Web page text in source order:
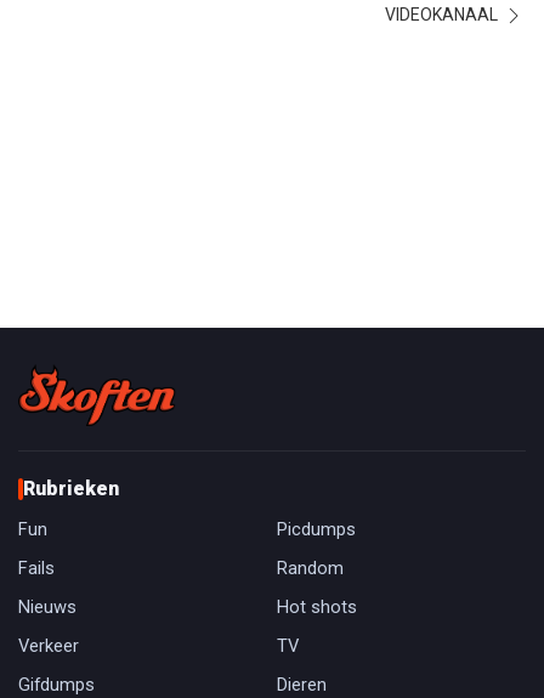
VIDEOKANAAL
Rubrieken
Fun
Picdumps
Fails
Random
Nieuws
Hot shots
Verkeer
TV
Gifdumps
Dieren